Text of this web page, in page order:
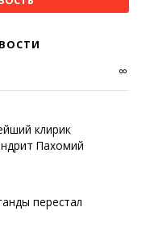
∞
клирик
Пахомий
перестал